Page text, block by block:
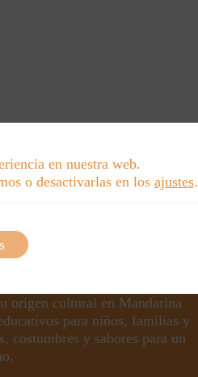
origen cultural en Mandarina
para niños, familias y
costumbres y sabores para un
en nuestra web.
o desactivarlas en los ajustes.